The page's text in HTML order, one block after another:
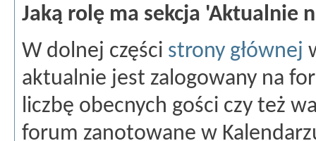
Jaką rolę ma sekcja 'Aktualnie
W dolnej części strony głównej
aktualnie jest zalogowany na
liczbę obecnych gości czy też
forum zanotowane w